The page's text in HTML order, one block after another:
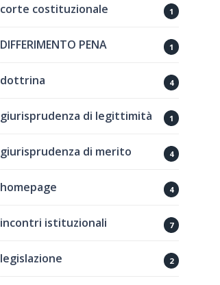
corte costituzionale 1
DIFFERIMENTO PENA 1
dottrina 4
giurisprudenza di legittimità 1
giurisprudenza di merito 4
homepage 4
incontri istituzionali 7
legislazione 2